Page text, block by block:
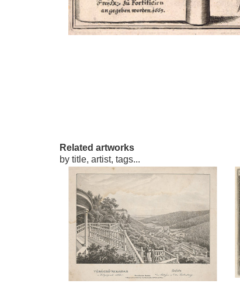
Related artworks
by title, artist, tags...